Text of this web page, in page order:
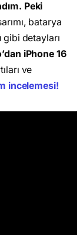
Peki
batarya
gibi detayları
iPhone 16
ve
incelemesi!